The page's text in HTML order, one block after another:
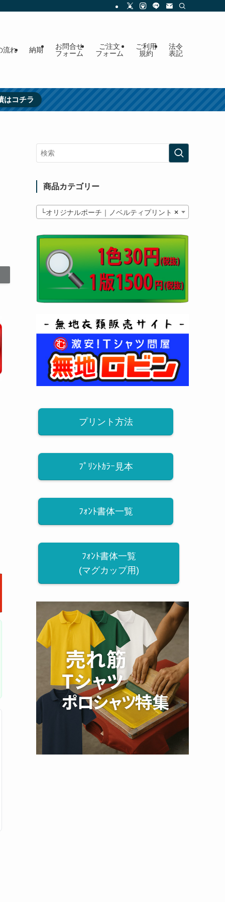
流れ 納期
お問合せ
フォーム
ご注文
フォーム
ご利用
規約
法令
表記
はコチラ
商品カテゴリー
×
└オリジナルポーチ｜ノベルティプリント
プリント方法
ﾌﾟﾘﾝﾄｶﾗｰ見本
ﾌｫﾝﾄ書体一覧
ﾌｫﾝﾄ書体一覧
(マグカップ用)